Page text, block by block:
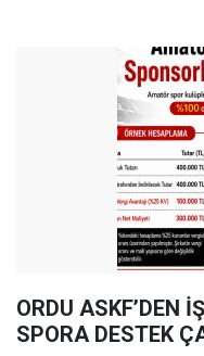
ORDU ASKF’DEN
SPORA DESTEK